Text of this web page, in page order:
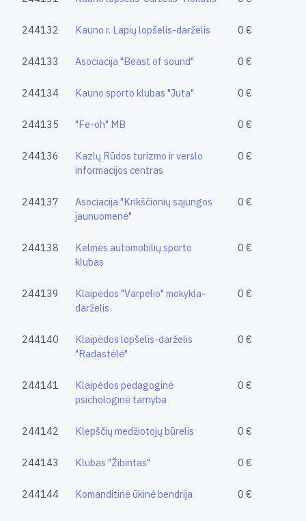
244132 Kauno r. Lapių lopšelis-darželis 0 €
244133 Asociacija "Beast of sound" 0 €
244134 Kauno sporto klubas "Juta" 0 €
244135 "Fe-oh" MB 0 €
244136
Kazlų Rūdos turizmo ir verslo
informacijos centras
0 €
244137
Asociacija "Krikščionių sąjungos
jaunuomenė"
0 €
244138
Kelmės automobilių sporto
klubas
0 €
244139
Klaipėdos "Varpelio" mokykla-
darželis
0 €
244140
Klaipėdos lopšelis-darželis
"Radastėlė"
0 €
244141
Klaipėdos pedagoginė
psichologinė tarnyba
0 €
244142 Klepščių medžiotojų būrelis 0 €
244143 Klubas "Žibintas" 0 €
244144 Komanditinė ūkinė bendrija 0 €